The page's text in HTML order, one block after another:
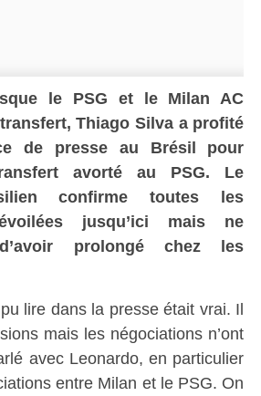
le PSG et le Milan AC
Thiago Silva a profité
de presse au Brésil pour
avorté au PSG. Le
confirme toutes les
jusqu’ici mais ne
prolongé chez les
lire dans la presse était vrai. Il
mais les négociations n’ont
avec Leonardo, en particulier
entre Milan et le PSG. On